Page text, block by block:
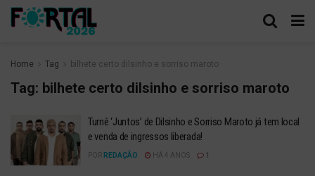
Home Tag bilhete certo dilsinho e sorriso maroto
Tag: bilhete certo dilsinho e sorriso maroto
Turnê ‘Juntos’ de Dilsinho e Sorriso Maroto já tem local
e venda de ingressos liberada!
POR REDAÇÃO HÁ 4 ANOS